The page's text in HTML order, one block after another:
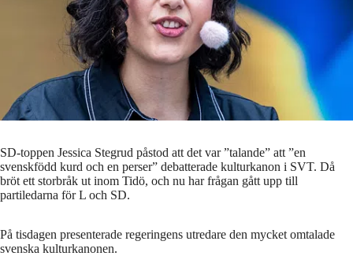
SD-toppen Jessica Stegrud påstod att det var ”talande” att ”en
svenskfödd kurd och en perser” debatterade kulturkanon i SVT. Då
bröt ett storbråk ut inom Tidö, och nu har frågan gått upp till
partiledarna för L och SD.
På tisdagen presenterade regeringens utredare den mycket omtalade
svenska kulturkanonen.